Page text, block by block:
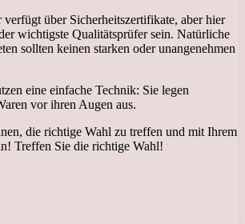
über Sicherheitszertifikate, aber hier
wichtigste Qualitätsprüfer sein. Natürliche
sollten keinen starken oder unangenehmen
eine einfache Technik: Sie legen
vor ihren Augen aus.
die richtige Wahl zu treffen und mit Ihrem
Treffen Sie die richtige Wahl!